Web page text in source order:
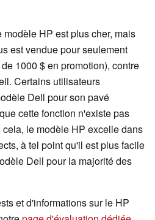
HP est plus cher, mais
est vendue pour seulement
1000 $ en promotion), contre
Certains utilisateurs
Dell pour son pavé
cette fonction n'existe pas
le modèle HP excelle dans
à tel point qu'il est plus facile
Dell pour la majorité des
et d'informations sur le HP